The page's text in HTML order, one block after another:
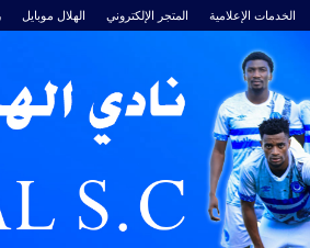
الخدمات الإعلامية المتجر الإلكتروني الهلال موبايل